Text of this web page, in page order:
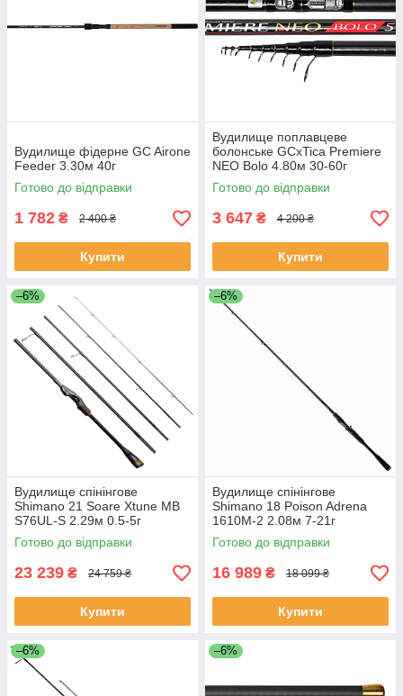
Вудилище фідерне GC Airone
Feeder 3.30м 40г
Готово до відправки
1 782 ₴ 2 400 ₴
Купити
Вудилище поплавцеве
болонське GCxTica Premiere
NEO Bolo 4.80м 30-60г
Готово до відправки
3 647 ₴ 4 200 ₴
Купити
–6%
Вудилище спінінгове
Shimano 21 Soare Xtune MB
S76UL-S 2.29м 0.5-5г
Готово до відправки
23 239 ₴ 24 759 ₴
Купити
–6%
Вудилище спінінгове
Shimano 18 Poison Adrena
1610M-2 2.08м 7-21г
Готово до відправки
16 989 ₴ 18 099 ₴
Купити
–6% –6%